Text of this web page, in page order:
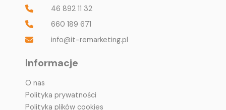
46 892 11 32
660 189 671
info@it-remarketing.pl
Informacje
O nas
Polityka prywatności
Polityka plików cookies